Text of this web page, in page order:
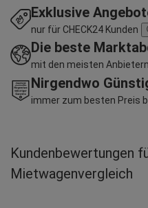
Exklusive
nur für CHECK24 Kunden
Die beste
mit den meisten Anbietern
Nirgendwo
immer zum besten Preis
Kundenbewertungen
Mietwagenvergleich